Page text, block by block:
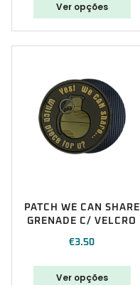
Ver opções
PATCH WE CAN SHARE
GRENADE C/ VELCRO
€3.50
Ver opções